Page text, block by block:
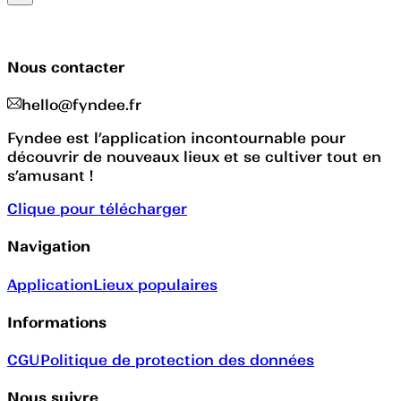
Nous contacter
hello@fyndee.fr
Fyndee est l’application incontournable pour
découvrir de nouveaux lieux et se cultiver tout en
s’amusant !
Clique pour télécharger
Navigation
ApplicationLieux populaires
Informations
CGUPolitique de protection des données